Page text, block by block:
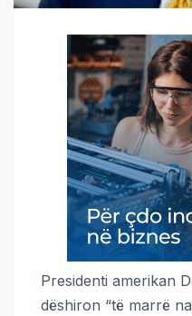
Presidenti amerikan
dëshiron “të marrë